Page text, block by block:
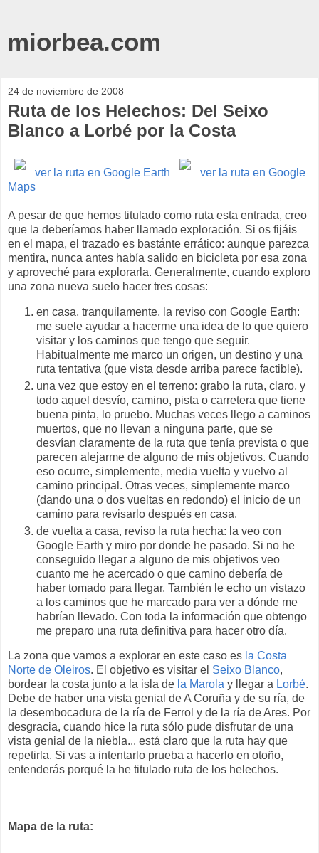
miorbea.com
24 de noviembre de 2008
Ruta de los Helechos: Del Seixo
Blanco a Lorbé por la Costa
ver la ruta en Google Earth
ver la ruta en Google
Maps
A pesar de que hemos titulado como ruta esta entrada, creo
que la deberíamos haber llamado exploración. Si os fijáis
en el mapa, el trazado es bastánte errático: aunque parezca
mentira, nunca antes había salido en bicicleta por esa zona
y aproveché para explorarla. Generalmente, cuando exploro
una zona nueva suelo hacer tres cosas:
en casa, tranquilamente, la reviso con Google Earth:
me suele ayudar a hacerme una idea de lo que quiero
visitar y los caminos que tengo que seguir.
Habitualmente me marco un origen, un destino y una
ruta tentativa (que vista desde arriba parece factible).
una vez que estoy en el terreno: grabo la ruta, claro, y
todo aquel desvío, camino, pista o carretera que tiene
buena pinta, lo pruebo. Muchas veces llego a caminos
muertos, que no llevan a ninguna parte, que se
desvían claramente de la ruta que tenía prevista o que
parecen alejarme de alguno de mis objetivos. Cuando
eso ocurre, simplemente, media vuelta y vuelvo al
camino principal. Otras veces, simplemente marco
(dando una o dos vueltas en redondo) el inicio de un
camino para revisarlo después en casa.
de vuelta a casa, reviso la ruta hecha: la veo con
Google Earth y miro por donde he pasado. Si no he
conseguido llegar a alguno de mis objetivos veo
cuanto me he acercado o que camino debería de
haber tomado para llegar. También le echo un vistazo
a los caminos que he marcado para ver a dónde me
habrían llevado. Con toda la información que obtengo
me preparo una ruta definitiva para hacer otro día.
La zona que vamos a explorar en este caso es la Costa
Norte de Oleiros. El objetivo es visitar el Seixo Blanco,
bordear la costa junto a la isla de la Marola y llegar a Lorbé.
Debe de haber una vista genial de A Coruña y de su ría, de
la desembocadura de la ría de Ferrol y de la ría de Ares. Por
desgracia, cuando hice la ruta sólo pude disfrutar de una
vista genial de la niebla... está claro que la ruta hay que
repetirla. Si vas a intentarlo prueba a hacerlo en otoño,
entenderás porqué la he titulado ruta de los helechos.
Mapa de la ruta: